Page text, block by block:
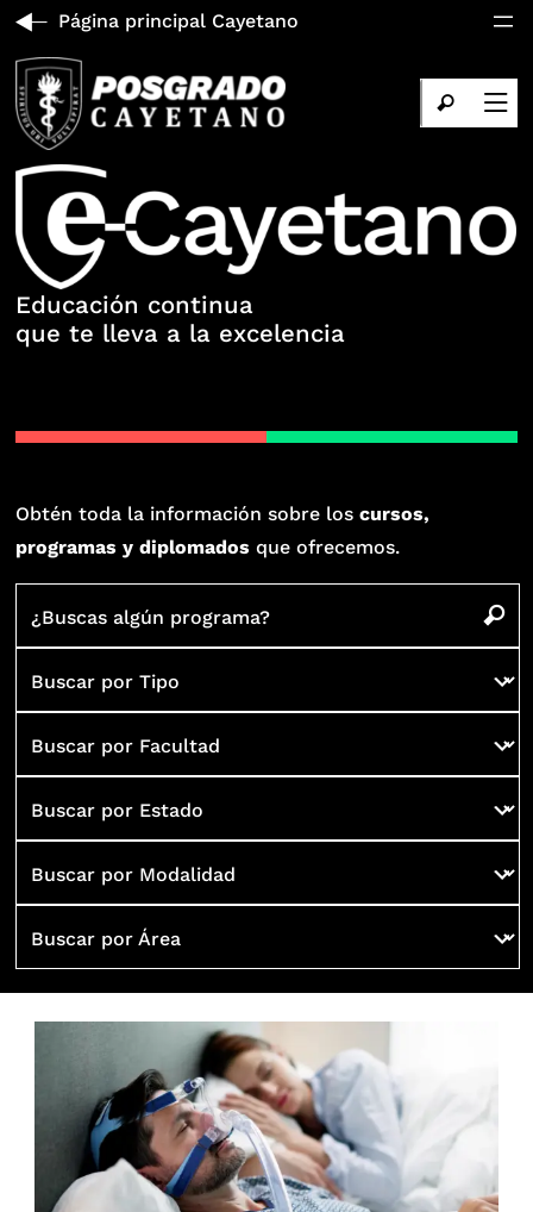
Página principal Cayetano
Educación continua
que te lleva a la excelencia
Obtén toda la información sobre loscursos,
programas y diplomados que ofrecemos.
¿Buscas algún programa?
Buscar por Tipo
Buscar por Facultad
Buscar por Estado
Buscar por Modalidad
Buscar por Área